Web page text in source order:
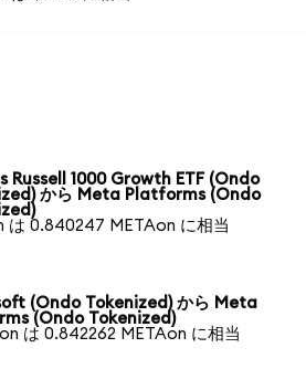
Russell 1000 Growth ETF (Ondo
から Meta Platforms (Ondo
は 0.840247 METAon に相当
(Ondo Tokenized) から Meta
(Ondo Tokenized)
は 0.842262 METAon に相当